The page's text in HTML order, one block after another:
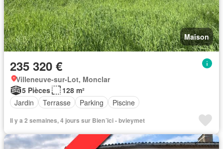
Maison
235 320 €
Villeneuve-sur-Lot, Monclar
5 Pièces
128 m²
Jardin
Terrasse Parking Piscine
Il y a 2 semaines, 4 jours sur Bien´ici - bvieymet